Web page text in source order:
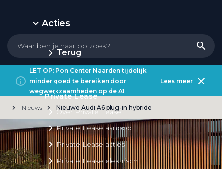
Acties
Terug
Private Lease
Over Private Lease
Private Lease aanbod
Private Lease acties
Private Lease elektrisch
LET OP: Pon Center Naarden tijdelijk
minder goed te bereiken door
wegwerkzaamheden op de A1
Lees meer
Nieuws Nieuwe Audi A6 plug-in hybride